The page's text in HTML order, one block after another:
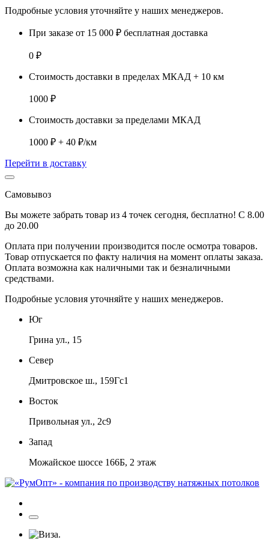
Подробные условия уточняйте у наших менеджеров.
При заказе от 15 000 ₽ бесплатная доставка
0 ₽
Стоимость доставки в пределах МКАД + 10 км
1000 ₽
Стоимость доставки за пределами МКАД
1000 ₽ + 40 ₽/км
Перейти в доставку
Самовывоз
Вы можете забрать товар из 4 точек сегодня, бесплатно! С 8.00
до 20.00
Оплата при получении производится после осмотра товаров.
Товар отпускается по факту наличия на момент оплаты заказа.
Оплата возможна как наличными так и безналичными
средствами.
Подробные условия уточняйте у наших менеджеров.
Юг
Грина ул., 15
Север
Дмитровское ш., 159Гс1
Восток
Привольная ул., 2с9
Запад
Можайское шоссе 166Б, 2 этаж